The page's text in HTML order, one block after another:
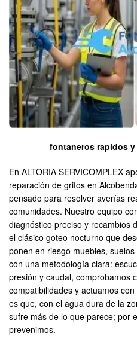
fontaneros rapidos
En ALTORIA SERVICOMPLEX
reparación de grifos en
pensado para resolver averías
comunidades. Nuestro equipo
diagnóstico preciso y recambios
el clásico goteo nocturno que
ponen en riesgo muebles,
con una metodología clara:
presión y caudal, comprobamos
compatibilidades y actuamos
es que, con el agua dura de la
sufre más de lo que parece; por
prevenimos.